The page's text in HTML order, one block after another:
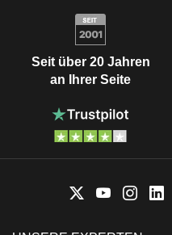
Seit über 20 Jahren
an Ihrer Seite